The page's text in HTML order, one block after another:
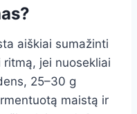
aiškiai sumažinti
jei nuosekliai
25–30 g
maistą ir